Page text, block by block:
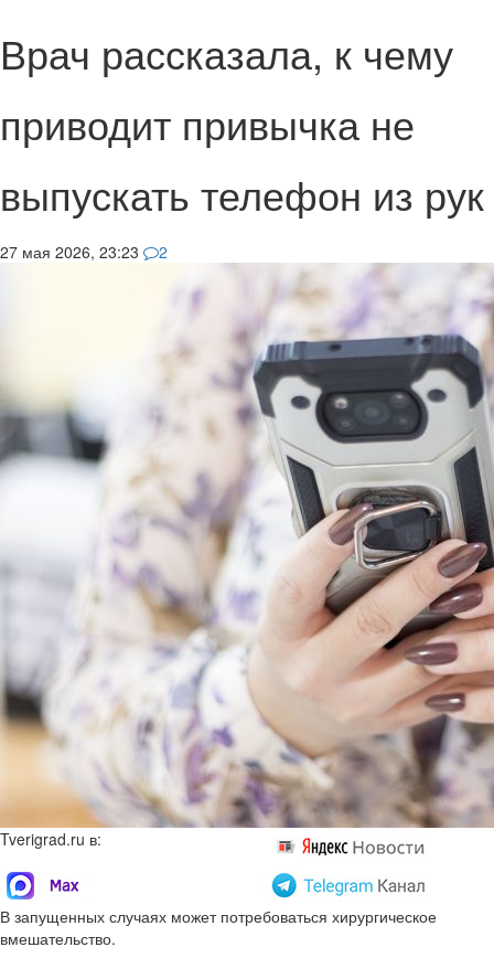
Врач рассказала, к чему
приводит привычка не
выпускать телефон из рук
27 мая 2026, 23:23 2
Tverigrad.ru в:
В запущенных случаях может потребоваться хирургическое
вмешательство.